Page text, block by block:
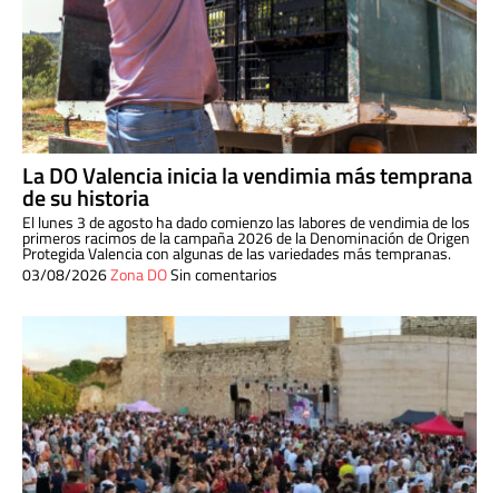
La DO Valencia inicia la vendimia más temprana
de su historia
El lunes 3 de agosto ha dado comienzo las labores de vendimia de los
primeros racimos de la campaña 2026 de la Denominación de Origen
Protegida Valencia con algunas de las variedades más tempranas.
03/08/2026Zona DOSin comentarios